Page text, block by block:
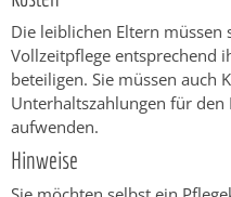
Die leiblichen Eltern müssen
Vollzeitpflege entsprechend
beteiligen. Sie müssen auch
Unterhaltszahlungen für den
aufwenden.
Hinweise